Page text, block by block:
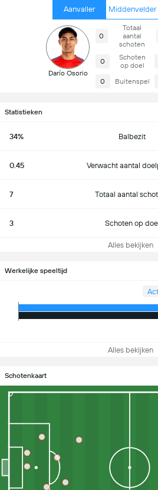
Aanvaller Middenvelder
Darío Osorio
0
Totaal
aantal
schoten
0
Schoten
op doel
0 Buitenspel
Statistieken
34% Balbezit
0.45 Verwacht aantal
7 Totaal aantal
3 Schoten op
Alles bekijken
Werkelijke speeltijd
Alles bekijken
Schotenkaart